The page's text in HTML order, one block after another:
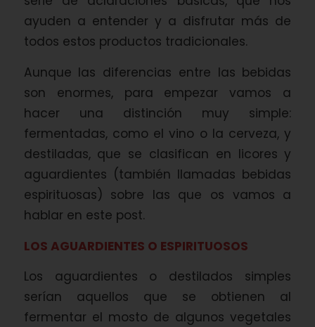
ayuden a entender y a disfrutar más de
todos estos productos tradicionales.
Aunque las diferencias entre las bebidas
son enormes, para empezar vamos a
hacer una distinción muy simple:
fermentadas, como el vino o la cerveza, y
destiladas, que se clasifican en licores y
aguardientes (también llamadas bebidas
espirituosas) sobre las que os vamos a
hablar en este post.
LOS AGUARDIENTES O ESPIRITUOSOS
Los aguardientes o destilados simples
serían aquellos que se obtienen al
fermentar el mosto de algunos vegetales